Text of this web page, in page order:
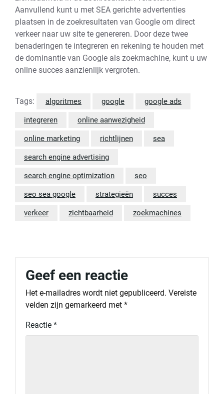
Aanvullend kunt u met SEA gerichte advertenties
plaatsen in de zoekresultaten van Google om direct
verkeer naar uw site te genereren. Door deze twee
benaderingen te integreren en rekening te houden met
de dominantie van Google als zoekmachine, kunt u uw
online succes aanzienlijk vergroten.
Tags: algoritmes google google ads
integreren online aanwezigheid
online marketing richtlijnen sea
search engine advertising
search engine optimization seo
seo sea google strategieën succes
verkeer zichtbaarheid zoekmachines
Geef een reactie
Het e-mailadres wordt niet gepubliceerd. Vereiste
velden zijn gemarkeerd met *
Reactie *